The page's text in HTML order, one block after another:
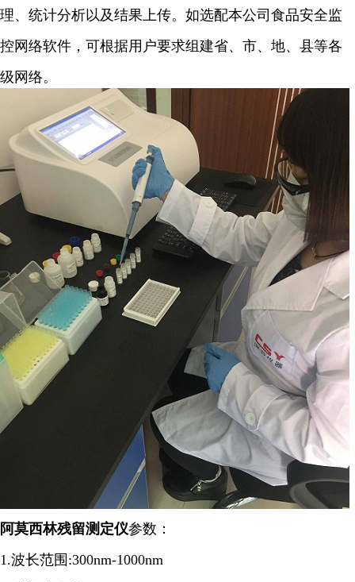
理、统计分析以及结果上传。如选配本公司食品安全监
控网络软件，可根据用户要求组建省、市、地、县等各
级网络。
阿莫西林残留测定仪参数：
1.波长范围:300nm-1000nm